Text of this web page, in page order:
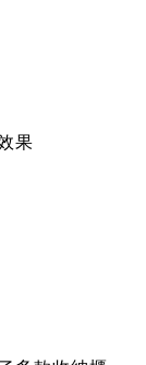
果